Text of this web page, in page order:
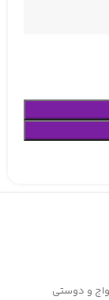
و دوستی